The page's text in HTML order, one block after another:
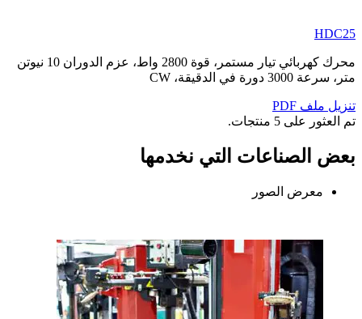
HDC25
محرك كهربائي تيار مستمر، قوة 2800 واط، عزم الدوران 10 نيوتن
متر، سرعة 3000 دورة في الدقيقة، CW
تنزيل ملف PDF
تم العثور على 5 منتجات.
بعض الصناعات التي نخدمها
معرض الصور